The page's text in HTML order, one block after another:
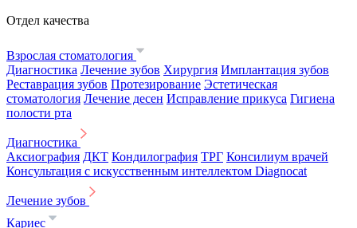
Отдел качества
Взрослая стоматология
Диагностика Лечение зубов Хирургия Имплантация зубов
Реставрация зубов Протезирование Эстетическая
стоматология Лечение десен Исправление прикуса Гигиена
полости рта
Диагностика
Аксиография ДКТ Кондилография ТРГ Консилиум врачей
Консультация с искусственным интеллектом Diagnocat
Лечение зубов
Кариес